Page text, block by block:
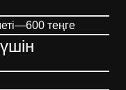
теңге